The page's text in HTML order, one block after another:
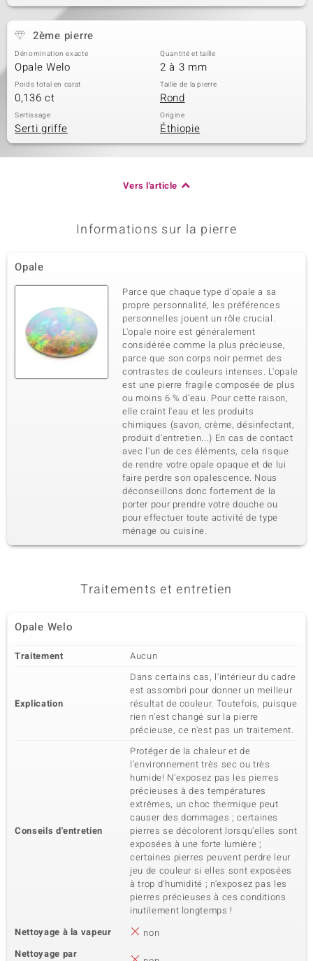
2ème pierre
Dénomination exacte
Opale Welo
Quantité et taille
2 à 3 mm
Poids total en carat
0,136 ct
Taille de la pierre
Rond
Sertissage
Serti griffe
Origine
Éthiopie
Vers l'article
Informations sur la pierre
Opale
Parce que chaque type d'opale a sa
propre personnalité, les préférences
personnelles jouent un rôle crucial.
L'opale noire est généralement
considérée comme la plus précieuse,
parce que son corps noir permet des
contrastes de couleurs intenses. L'opale
est une pierre fragile composée de plus
ou moins 6 % d’eau. Pour cette raison,
elle craint l'eau et les produits
chimiques (savon, crème, désinfectant,
produit d'entretien...) En cas de contact
avec l'un de ces éléments, cela risque
de rendre votre opale opaque et de lui
faire perdre son opalescence. Nous
déconseillons donc fortement de la
porter pour prendre votre douche ou
pour effectuer toute activité de type
ménage ou cuisine.
Traitements et entretien
Opale Welo
Traitement Aucun
Explication
Dans certains cas, l'intérieur du cadre
est assombri pour donner un meilleur
résultat de couleur. Toutefois, puisque
rien n'est changé sur la pierre
précieuse, ce n'est pas un traitement.
Conseils d'entretien
Protéger de la chaleur et de
l'environnement très sec ou très
humide! N'exposez pas les pierres
précieuses à des températures
extrêmes, un choc thermique peut
causer des dommages ; certaines
pierres se décolorent lorsqu'elles sont
exposées à une forte lumière ;
certaines pierres peuvent perdre leur
jeu de couleur si elles sont exposées
à trop d'humidité ; n'exposez pas les
pierres précieuses à ces conditions
inutilement longtemps !
Nettoyage à la vapeur
non
Nettoyage par